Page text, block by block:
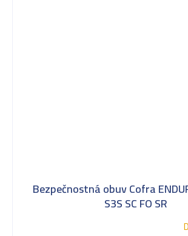
Bezpečnostná obuv Cofra
S3S SC FO SR